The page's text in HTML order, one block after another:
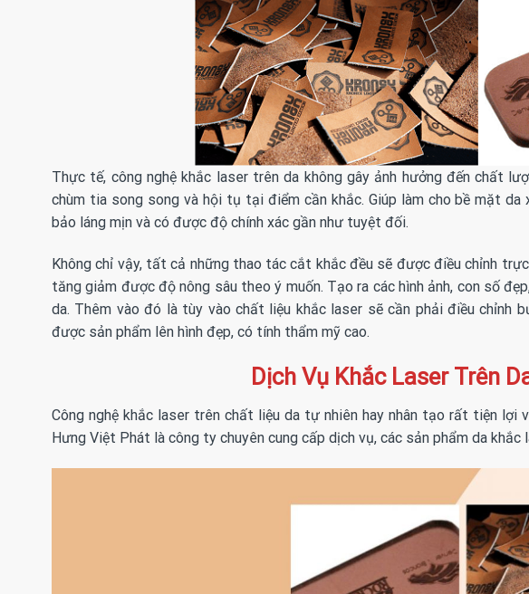
Thực tế, công nghệ khắc laser trên da không gây ảnh hưởng đến chất
chùm tia song song và hội tụ tại điểm cần khắc. Giúp làm cho bề mặt da
bảo láng mịn và có được độ chính xác gần như tuyệt đối.
Không chỉ vậy, tất cả những thao tác cắt khắc đều sẽ được điều chỉnh
tăng giảm được độ nông sâu theo ý muốn. Tạo ra các hình ảnh, con số
da. Thêm vào đó là tùy vào chất liệu khắc laser sẽ cần phải điều chỉnh
được sản phẩm lên hình đẹp, có tính thẩm mỹ cao.
Dịch Vụ Khắc Laser Trên
Công nghệ khắc laser trên chất liệu da tự nhiên hay nhân tạo rất tiện lợi
Hưng Việt Phát là công ty chuyên cung cấp dịch vụ, các sản phẩm da